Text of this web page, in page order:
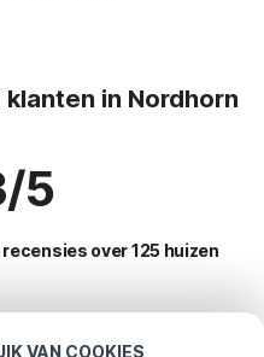
VAN COOKIES
in Nordhorn
5
over 125 huizen
voor